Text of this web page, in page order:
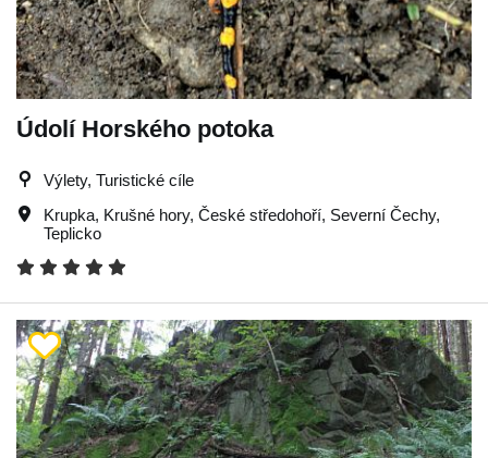
Údolí Horského potoka
Výlety, Turistické cíle
Krupka, Krušné hory, České středohoří, Severní Čechy,
Teplicko